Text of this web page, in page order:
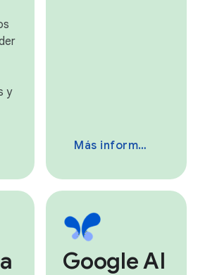
y
Más información
Google AI